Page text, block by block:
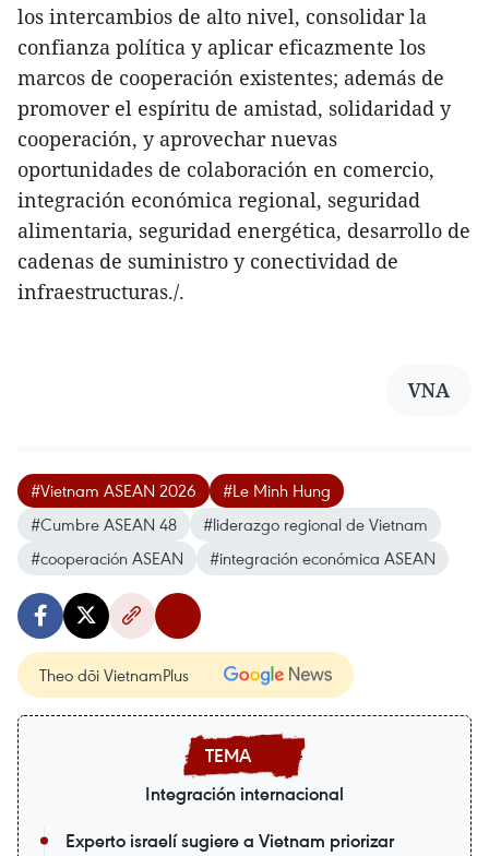
los intercambios de alto nivel, consolidar la
confianza política y aplicar eficazmente los
marcos de cooperación existentes; además de
promover el espíritu de amistad, solidaridad y
cooperación, y aprovechar nuevas
oportunidades de colaboración en comercio,
integración económica regional, seguridad
alimentaria, seguridad energética, desarrollo de
cadenas de suministro y conectividad de
infraestructuras./.
VNA
#Vietnam ASEAN 2026
#Le Minh Hung
#Cumbre ASEAN 48
#liderazgo regional de Vietnam
#cooperación ASEAN
#integración económica ASEAN
Theo dõi VietnamPlus
Integración internacional
Experto israelí sugiere a Vietnam priorizar